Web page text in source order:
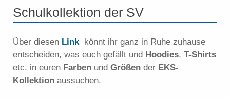
Schulkollektion der SV
Über diesen Link könnt ihr ganz in Ruhe zuhause
entscheiden, was euch gefällt und Hoodies, T-Shirts
etc. in euren Farben und Größen der EKS-
Kollektion aussuchen.